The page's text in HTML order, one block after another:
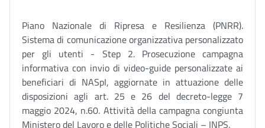
Piano Nazionale di Ripresa e Resilienza (PNRR).
Sistema di comunicazione organizzativa personalizzato
per gli utenti - Step 2. Prosecuzione campagna
informativa con invio di video-guide personalizzate ai
beneficiari di NASpI, aggiornate in attuazione delle
disposizioni agli art. 25 e 26 del decreto-legge 7
maggio 2024, n.60. Attività della campagna congiunta
Ministero del Lavoro e delle Politiche Sociali – INPS.